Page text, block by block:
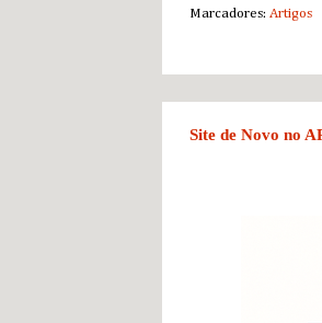
Marcadores: Artigos
Site de Novo no